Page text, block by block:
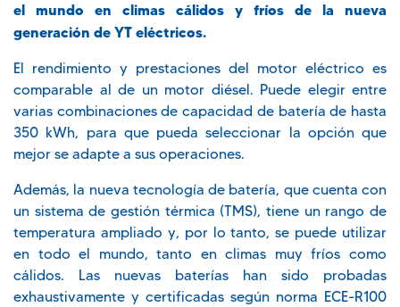
el mundo en climas cálidos y fríos de la nueva
generación de YT eléctricos.
El rendimiento y prestaciones del motor eléctrico es
comparable al de un motor diésel. Puede elegir entre
varias combinaciones de capacidad de batería de hasta
350 kWh, para que pueda seleccionar la opción que
mejor se adapte a sus operaciones.
Además, la nueva tecnología de batería, que cuenta con
un sistema de gestión térmica (TMS), tiene un rango de
temperatura ampliado y, por lo tanto, se puede utilizar
en todo el mundo, tanto en climas muy fríos como
cálidos. Las nuevas baterías han sido probadas
exhaustivamente y certificadas según norma ECE-R100